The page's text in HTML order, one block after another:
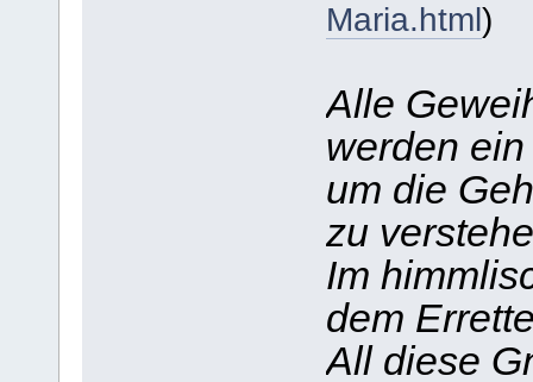
Maria.html)
Alle
werden
um die
zu
Im
dem
All diese